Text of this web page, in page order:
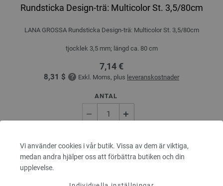
Vi använder cookies i vår butik. Vissa av dem är viktiga,
medan andra hjälper oss att förbättra butiken och din
upplevelse.
Rundsticka Design-trä: Multicolor St. 3,5/80cm
LANA GROSSA Rundsticka Design-trä: Multicolor St. 3,5/80cm
tjocklek 3,5 mm; längd ca. 80 cm
7,14 €
8,31 $ Exkl. Moms, plus leveranskostnader
ANTAL
I VARUKORGEN